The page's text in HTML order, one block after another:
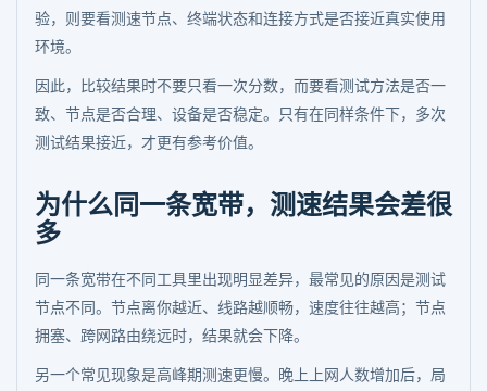
验，则要看测速节点、终端状态和连接方式是否接近真实使用
环境。
因此，比较结果时不要只看一次分数，而要看测试方法是否一
致、节点是否合理、设备是否稳定。只有在同样条件下，多次
测试结果接近，才更有参考价值。
为什么同一条宽带，测速结果会差很
多
同一条宽带在不同工具里出现明显差异，最常见的原因是测试
节点不同。节点离你越近、线路越顺畅，速度往往越高；节点
拥塞、跨网路由绕远时，结果就会下降。
另一个常见现象是高峰期测速更慢。晚上上网人数增加后，局